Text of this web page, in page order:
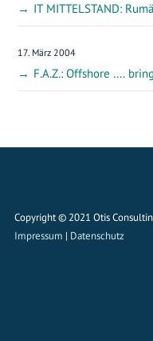
IT MITTELSTAND:
17. März 2004
F.A.Z.: Offshore ….
Copyright © 2021 Otis
Impressum | Datenschutz